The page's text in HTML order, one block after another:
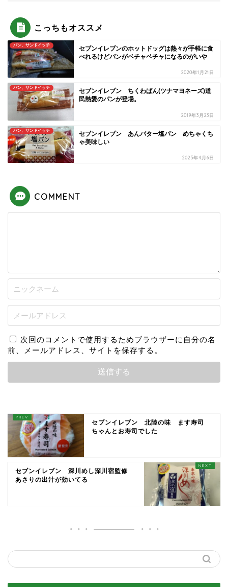
こっちもオススメ
パン、サンドイッチ
セブンイレブンのホットドッグは熱々が手軽に食
べれるけどパンがベチャベチャになるのがいや
2020年1月21日
パン、サンドイッチ
セブンイレブン ちくわぱん(ツナマヨネーズ)道
民熱愛のパンが登場。
2019年3月23日
パン、サンドイッチ
セブンイレブン あんバター塩パン めちゃくち
ゃ美味しい
2025年4月6日
COMMENT
次回のコメントで使用するためブラウザーに自分の名
前、メールアドレス、サイトを保存する。
セブンイレブン 北陸の味 ます寿司
ちゃんとお寿司でした
セブンイレブン 深川めし深川宿監修
あさりの出汁が効いてる